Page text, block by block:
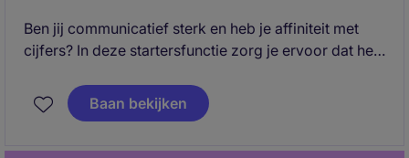
Ben jij communicatief sterk en heb je affiniteit met
cijfers? In deze startersfunctie zorg je ervoor dat het
met een ervaren team ben je verantwoordelijk voor
het beheren van openstaande facturen en het
Baan bekijken